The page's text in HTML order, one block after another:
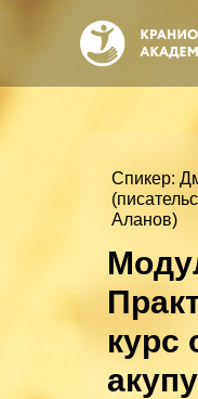
Спикер:
Аланов)
курс